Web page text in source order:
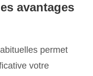
avantages
permet
votre